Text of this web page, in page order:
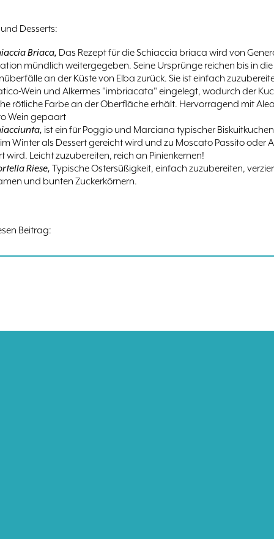
Desserts:
Briaca, Das Rezept für die Schiaccia briaca wird von
mündlich weitergegeben. Seine Ursprünge reichen bis in die
an der Küste von Elba zurück. Sie ist einfach
Wein und Alkermes "imbriacata" eingelegt, wodurch der
rötliche Farbe an der Oberfläche erhält. Hervorragend mit
Wein gepaart
istein für Poggio und Marciana typischer
Winter als Dessert gereicht wird und zu Moscato Passito oder
wird. Leicht zuzubereiten, reich an Pinienkernen!
Riese, Typische Ostersüßigkeit, einfach zuzubereiten,
und bunten Zuckerkörnern.
Beitrag: